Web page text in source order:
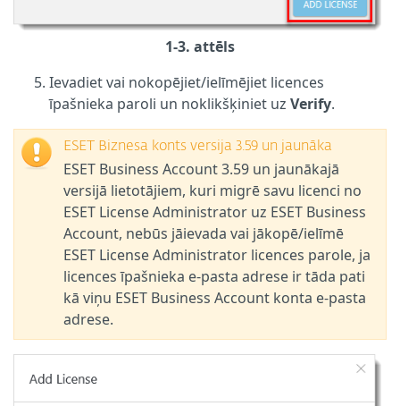
1-3. attēls
Ievadiet vai nokopējiet/ielīmējiet licences
īpašnieka paroli un noklikšķiniet uz Verify.
ESET Biznesa konts versija 3.59 un jaunāka
ESET Business Account 3.59 un jaunākajā
versijā lietotājiem, kuri migrē savu licenci no
ESET License Administrator uz ESET Business
Account, nebūs jāievada vai jākopē/ielīmē
ESET License Administrator licences parole, ja
licences īpašnieka e-pasta adrese ir tāda pati
kā viņu ESET Business Account konta e-pasta
adrese.